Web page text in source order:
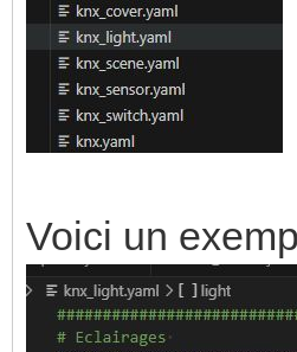
Voici un